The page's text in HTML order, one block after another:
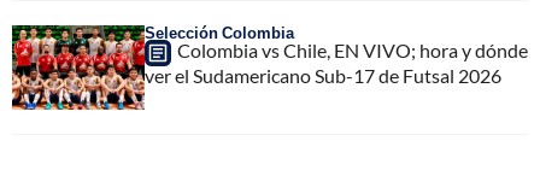
Selección Colombia
Colombia vs Chile, EN VIVO; hora y dónde
ver el Sudamericano Sub-17 de Futsal 2026